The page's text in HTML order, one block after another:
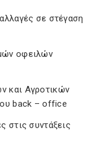
σε στέγαση
οφειλών
και Αγροτικών
back – office
στις συντάξεις